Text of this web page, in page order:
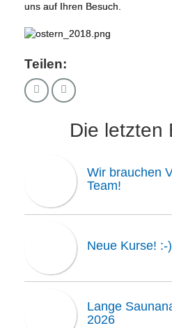
uns auf Ihren Besuch.
Teilen:
Die letzten
Wir brauchen
Team!
Neue Kurse! :-)
Lange
2026